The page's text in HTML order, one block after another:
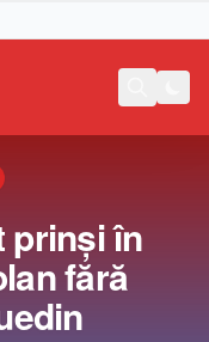
prinși în
fără